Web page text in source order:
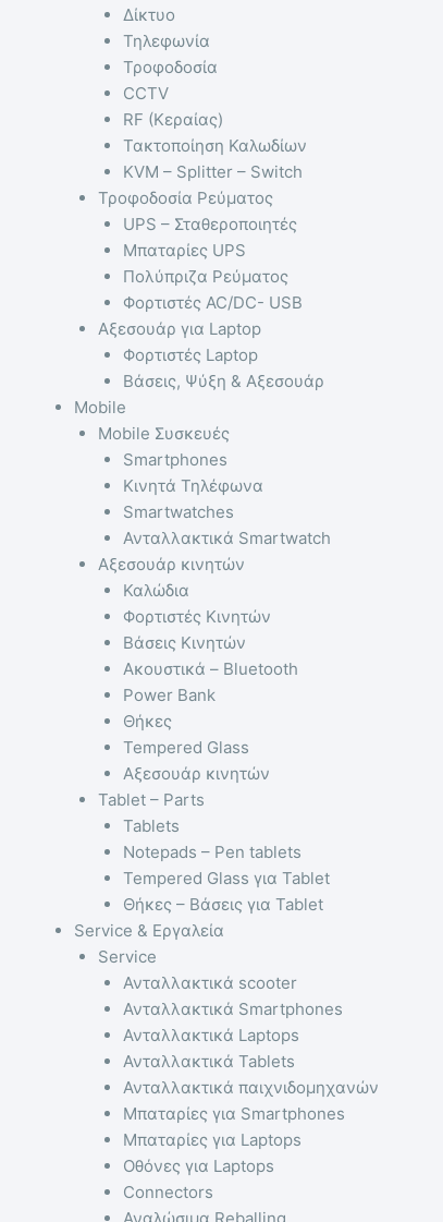
Δίκτυο
Τηλεφωνία
Τροφοδοσία
CCTV
RF (Κεραίας)
Τακτοποίηση Καλωδίων
KVM – Splitter – Switch
Τροφοδοσία Ρεύματος
UPS – Σταθεροποιητές
Μπαταρίες UPS
Πολύπριζα Ρεύματος
Φορτιστές AC/DC- USB
Αξεσουάρ για Laptop
Φορτιστές Laptop
Βάσεις, Ψύξη & Αξεσουάρ
Mobile
Mobile Συσκευές
Smartphones
Κινητά Τηλέφωνα
Smartwatches
Ανταλλακτικά Smartwatch
Αξεσουάρ κινητών
Καλώδια
Φορτιστές Κινητών
Βάσεις Κινητών
Ακουστικά – Bluetooth
Power Bank
Θήκες
Tempered Glass
Αξεσουάρ κινητών
Tablet – Parts
Tablets
Notepads – Pen tablets
Tempered Glass για Tablet
Θήκες – Βάσεις για Tablet
Service & Εργαλεία
Service
Ανταλλακτικά scooter
Ανταλλακτικά Smartphones
Ανταλλακτικά Laptops
Ανταλλακτικά Tablets
Ανταλλακτικά παιχνιδομηχανών
Μπαταρίες για Smartphones
Μπαταρίες για Laptops
Οθόνες για Laptops
Connectors